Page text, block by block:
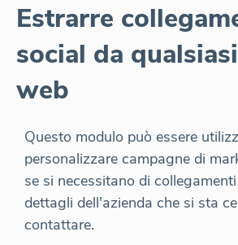
Estrarre
social da
web
Questo modulo può essere
personalizzare campagne di
se si necessitano di
dettagli dell'azienda che si sta
contattare.